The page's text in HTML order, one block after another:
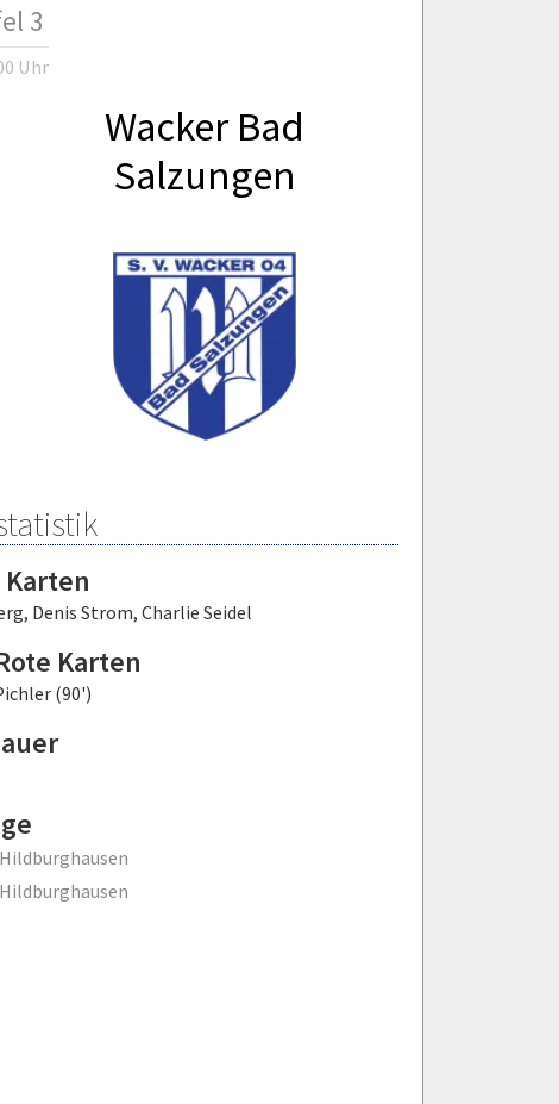
3
Uhr
Wacker Bad
Salzungen
, Denis Strom, Charlie Seidel
Karten
(90')
Hildburghausen
Hildburghausen